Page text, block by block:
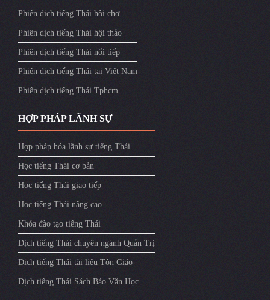
Phiên dịch tiếng Thái hội chợ
Phiên dịch tiếng Thái hội thảo
Phiên dịch tiếng Thái nối tiếp
Phiên dich tiếng Thái tại Việt Nam
Phiên dịch tiếng Thái Tphcm
HỢP PHÁP LÃNH SỰ
Hợp pháp hóa lãnh sự tiếng Thái
Học tiếng Thái cơ bản
Học tiếng Thái giao tiếp
Học tiếng Thái nâng cao
Khóa đào tạo tiếng Thái
Dịch tiếng Thái chuyên ngành Quản Trị
Dịch tiếng Thái tài liệu Tôn Giáo
Dịch tiếng Thái Sách Báo Văn Học